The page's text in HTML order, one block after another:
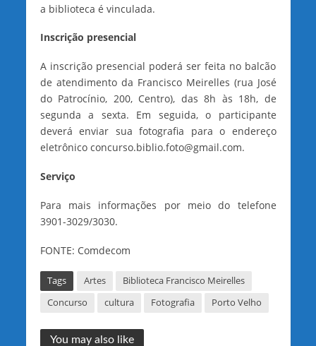
a biblioteca é vinculada.
Inscrição presencial
A inscrição presencial poderá ser feita no balcão
de atendimento da Francisco Meirelles (rua José
do Patrocínio, 200, Centro), das 8h às 18h, de
segunda a sexta. Em seguida, o participante
deverá enviar sua fotografia para o endereço
eletrônico concurso.biblio.foto@gmail.com.
Serviço
Para mais informações por meio do telefone
3901-3029/3030.
FONTE: Comdecom
Tags Artes
Biblioteca Francisco Meirelles
Concurso
cultura Fotografia Porto Velho
You may also like